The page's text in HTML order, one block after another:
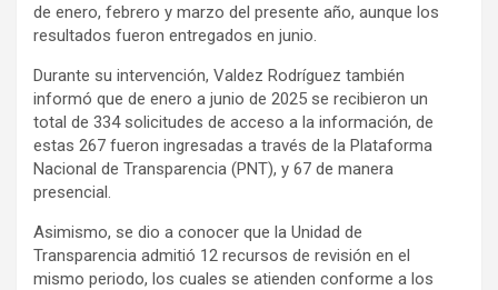
de enero, febrero y marzo del presente año, aunque los
resultados fueron entregados en junio.
Durante su intervención, Valdez Rodríguez también
informó que de enero a junio de 2025 se recibieron un
total de 334 solicitudes de acceso a la información, de
estas 267 fueron ingresadas a través de la Plataforma
Nacional de Transparencia (PNT), y 67 de manera
presencial.
Asimismo, se dio a conocer que la Unidad de
Transparencia admitió 12 recursos de revisión en el
mismo periodo, los cuales se atienden conforme a los